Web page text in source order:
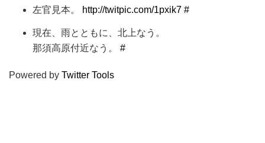
左官見本。 http://twitpic.com/1pxik7 #
現在、雨とともに、北上なう。
那須高原付近なう。 #
Powered by Twitter Tools